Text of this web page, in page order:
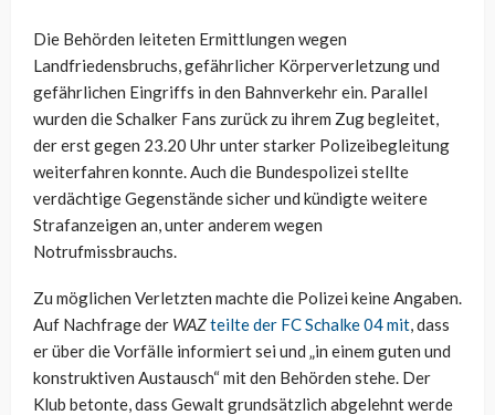
Die Behörden leiteten Ermittlungen wegen
Landfriedensbruchs, gefährlicher Körperverletzung und
gefährlichen Eingriffs in den Bahnverkehr ein. Parallel
wurden die Schalker Fans zurück zu ihrem Zug begleitet,
der erst gegen 23.20 Uhr unter starker Polizeibegleitung
weiterfahren konnte. Auch die Bundespolizei stellte
verdächtige Gegenstände sicher und kündigte weitere
Strafanzeigen an, unter anderem wegen
Notrufmissbrauchs.
Zu möglichen Verletzten machte die Polizei keine Angaben.
Auf Nachfrage der WAZteilte der FC Schalke 04 mit, dass
er über die Vorfälle informiert sei und „in einem guten und
konstruktiven Austausch“ mit den Behörden stehe. Der
Klub betonte, dass Gewalt grundsätzlich abgelehnt werde